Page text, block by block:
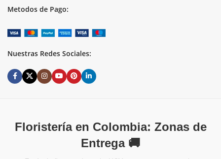
Metodos de Pago:
Nuestras Redes Sociales:
Floristería en Colombia: Zonas de
Entrega 🚚